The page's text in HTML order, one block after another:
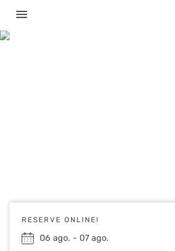
menu
RESERVE ONLINE!
06 ago. - 07 ago.